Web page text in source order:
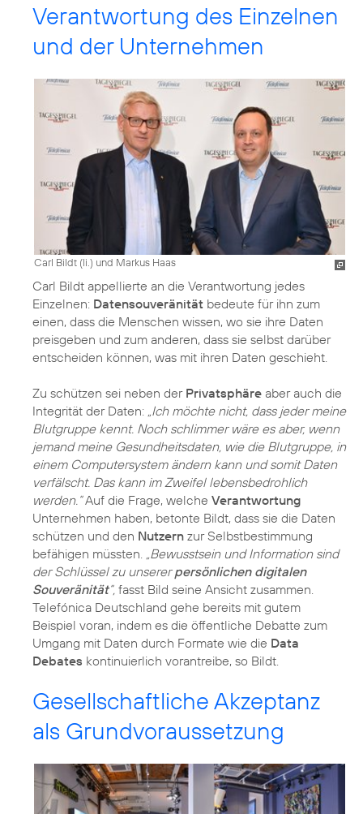
Verantwortung des Einzelnen
und der Unternehmen
Carl Bildt (li.) und Markus Haas
Carl Bildt appellierte an die Verantwortung jedes
Einzelnen: Datensouveränität bedeute für ihn zum
einen, dass die Menschen wissen, wo sie ihre Daten
preisgeben und zum anderen, dass sie selbst darüber
entscheiden können, was mit ihren Daten geschieht.
Zu schützen sei neben der Privatsphäre aber auch die
Integrität der Daten: „Ich möchte nicht, dass jeder meine
Blutgruppe kennt. Noch schlimmer wäre es aber, wenn
jemand meine Gesundheitsdaten, wie die Blutgruppe, in
einem Computersystem ändern kann und somit Daten
verfälscht. Das kann im Zweifel lebensbedrohlich
werden.“Auf die Frage, welche Verantwortung
Unternehmen haben, betonte Bildt, dass sie die Daten
schützen und den Nutzern zur Selbstbestimmung
befähigen müssten.
„Bewusstsein und Information sind
der Schlüssel zu unsererpersönlichen digitalen
Souveränität“, fasst Bild seine Ansicht zusammen.
Telefónica Deutschland gehe bereits mit gutem
Beispiel voran, indem es die öffentliche Debatte zum
Umgang mit Daten durch Formate wie die Data
Debates kontinuierlich vorantreibe, so Bildt.
Gesellschaftliche Akzeptanz
als Grundvoraussetzung